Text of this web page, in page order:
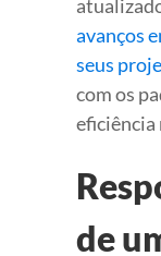
avanços
seus
com os
eficiência
de